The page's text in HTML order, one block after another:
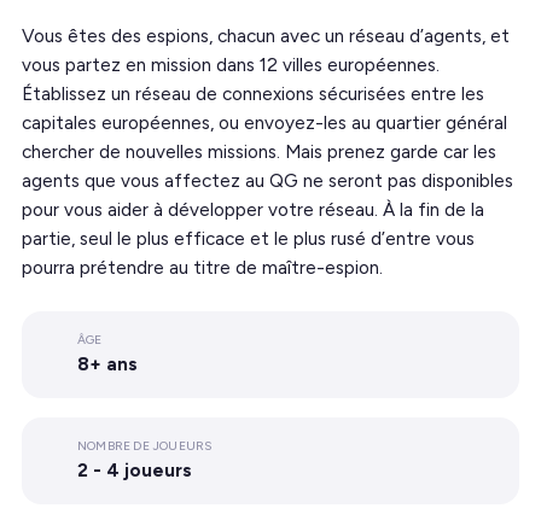
Vous êtes des espions, chacun avec un réseau d’agents, et
vous partez en mission dans 12 villes européennes.
Établissez un réseau de connexions sécurisées entre les
capitales européennes, ou envoyez-les au quartier général
chercher de nouvelles missions. Mais prenez garde car les
agents que vous affectez au QG ne seront pas disponibles
pour vous aider à développer votre réseau. À la fin de la
partie, seul le plus efficace et le plus rusé d’entre vous
pourra prétendre au titre de maître-espion.
ÂGE
8+ ans
NOMBRE DE JOUEURS
2 - 4 joueurs